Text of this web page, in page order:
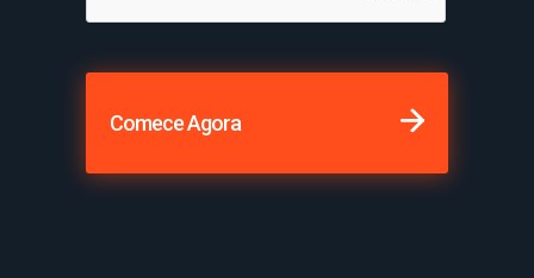
Comece Agora